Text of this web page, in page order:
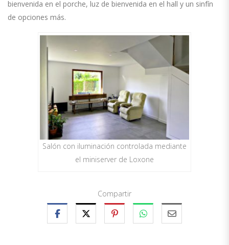
bienvenida en el porche, luz de bienvenida en el hall y un sinfín
de opciones más.
Salón con iluminación controlada mediante
el miniserver de Loxone
Compartir